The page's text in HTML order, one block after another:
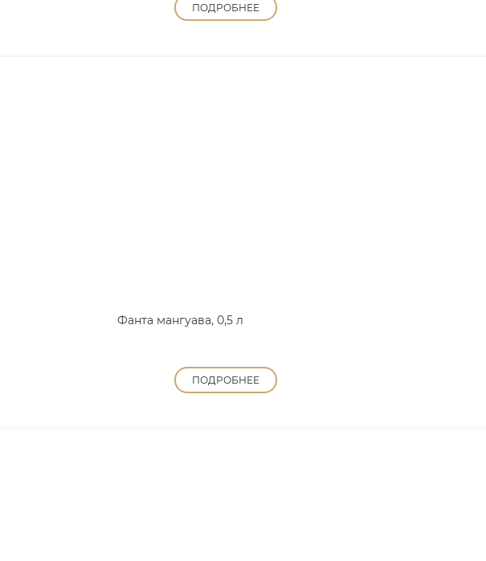
ПОДРОБНЕЕ
Фанта мангуава, 0,5 л
ПОДРОБНЕЕ